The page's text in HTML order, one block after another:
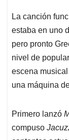
La canción
estaba en uno
pero pronto
nivel de
escena
una máquina
Primero lanzó
compuso